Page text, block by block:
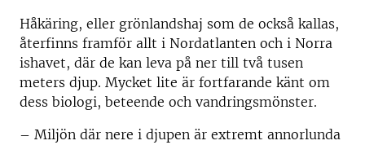
Håkäring, eller grönlandshaj som de också kallas,
återfinns framför allt i Nordatlanten och i Norra
ishavet, där de kan leva på ner till två tusen
meters djup. Mycket lite är fortfarande känt om
dess biologi, beteende och vandringsmönster.
– Miljön där nere i djupen är extremt annorlunda